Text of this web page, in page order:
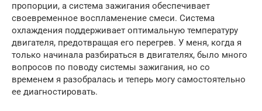
пропорции, а система зажигания обеспечивает
своевременное воспламенение смеси. Система
охлаждения поддерживает оптимальную температуру
двигателя, предотвращая его перегрев. У меня, когда я
только начинала разбираться в двигателях, было много
вопросов по поводу системы зажигания, но со
временем я разобралась и теперь могу самостоятельно
ее диагностировать.